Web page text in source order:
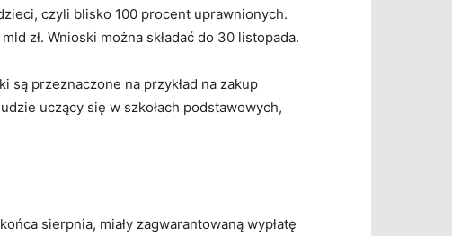
czyli blisko 100 procent uprawnionych.
zł. Wnioski można składać do 30 listopada.
są przeznaczone na przykład na zakup
uczący się w szkołach podstawowych,
sierpnia, miały zagwarantowaną wypłatę